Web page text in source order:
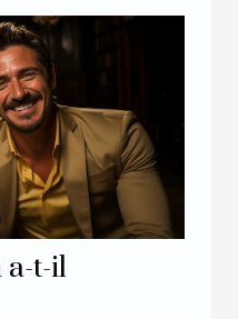
a-t-il